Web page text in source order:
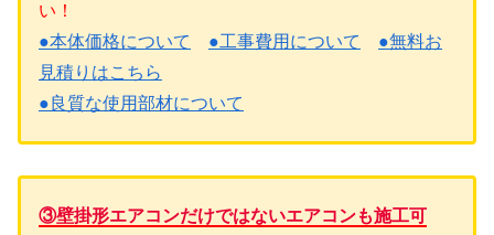
い！
●本体価格について
●工事費用について
●無料お
見積りはこちら
●良質な使用部材について
③壁掛形エアコンだけではないエアコンも施工可